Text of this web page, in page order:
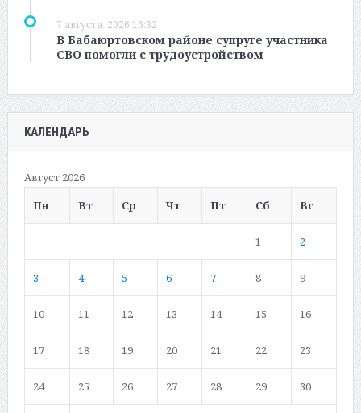
7 августа, 2026 16:32
В Бабаюртовском районе супруге участника
СВО помогли с трудоустройством
КАЛЕНДАРЬ
Август 2026
Пн
Вт Ср Чт Пт Сб Вс
1 2
3 4 5 6 7 8 9
10 11 12 13 14 15 16
17 18 19 20 21 22 23
24 25 26 27 28 29 30